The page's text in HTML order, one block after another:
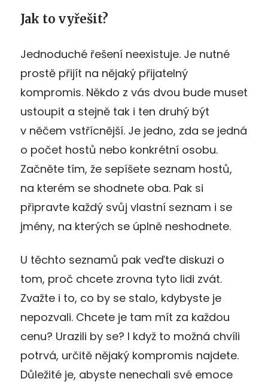
Jak to vyřešit?
Jednoduché řešení neexistuje. Je nutné
prostě přijít na nějaký přijatelný
kompromis. Někdo z vás dvou bude muset
ustoupit a stejně tak i ten druhý být
v něčem vstřícnější. Je jedno, zda se jedná
o počet hostů nebo konkrétní osobu.
Začněte tím, že sepíšete seznam hostů,
na kterém se shodnete oba. Pak si
připravte každý svůj vlastní seznam i se
jmény, na kterých se úplně neshodnete.
U těchto seznamů pak veďte diskuzi o
tom, proč chcete zrovna tyto lidi zvát.
Zvažte i to, co by se stalo, kdybyste je
nepozvali. Chcete je tam mít za každou
cenu? Urazili by se? I když to možná chvíli
potrvá, určitě nějaký kompromis najdete.
Důležité je, abyste nenechali své emoce